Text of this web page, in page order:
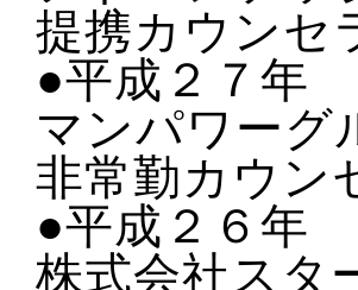
提携カウンセ
●平成２７年
マンパワーグ
非常勤カウン
●平成２６年
株式会社スタ